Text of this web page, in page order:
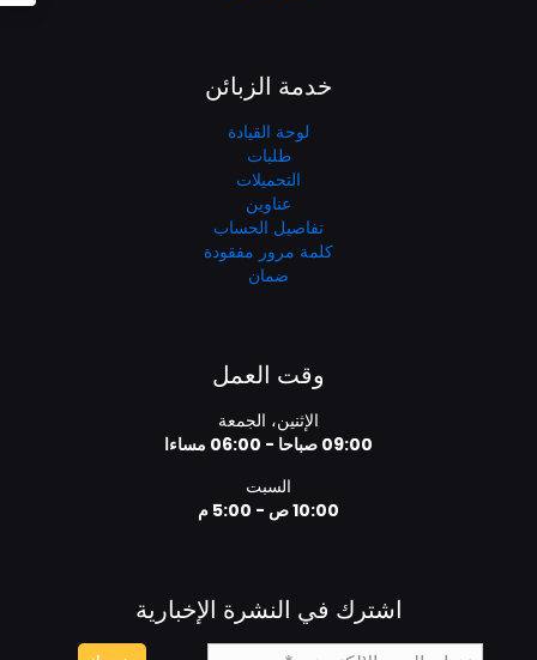
خدمة الزبائن
لوحة القيادة
طلبات
التحميلات
عناوين
تفاصيل الحساب
كلمة مرور مفقودة
ضمان
وقت العمل
الإثنين، الجمعة
09:00 صباحا - 06:00 مساءا
السبت
10:00 ص - 5:00 م
اشترك في النشرة الإخبارية